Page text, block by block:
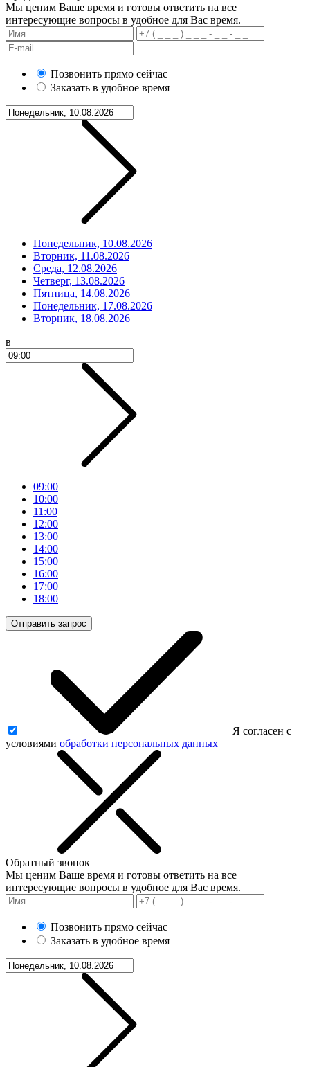
Мы ценим Ваше время и готовы ответить на все
интересующие вопросы в удобное для Вас время.
Позвонить прямо сейчас
Заказать в удобное время
Понедельник, 10.08.2026
Вторник, 11.08.2026
Среда, 12.08.2026
Четверг, 13.08.2026
Пятница, 14.08.2026
Понедельник, 17.08.2026
Вторник, 18.08.2026
в
09:00
10:00
11:00
12:00
13:00
14:00
15:00
16:00
17:00
18:00
Отправить запрос
Я согласен с
условиями обработки персональных данных
Обратный звонок
Мы ценим Ваше время и готовы ответить на все
интересующие вопросы в удобное для Вас время.
Позвонить прямо сейчас
Заказать в удобное время